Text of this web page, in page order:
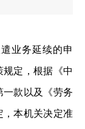
业务延续的申
定，根据《中
款以及《劳务
，本机关决定准